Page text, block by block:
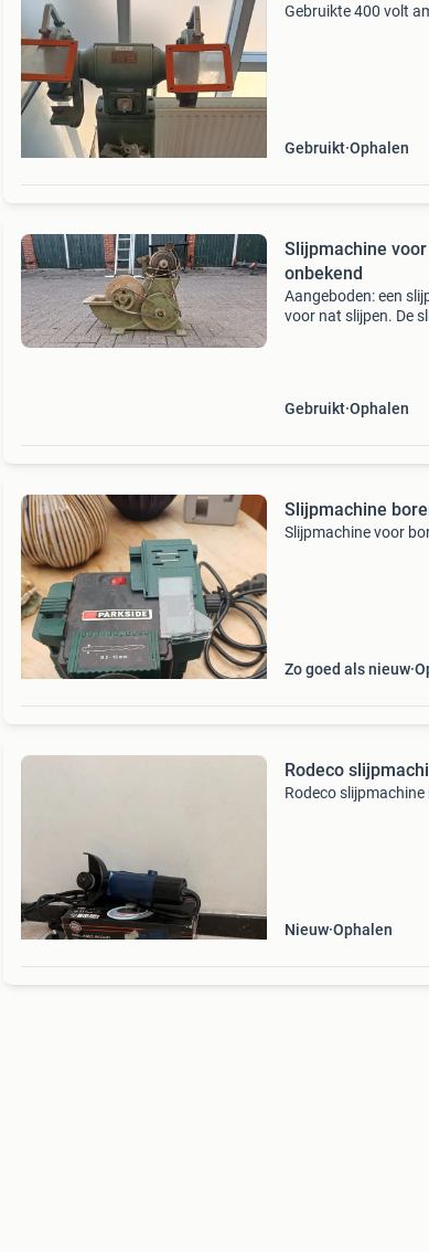
Gebruikte 400 volt
Gebruikt Ophalen
Slijpmachine
onbekend
Aangeboden: een
voor nat slijpen. De
Gebruikt Ophalen
Slijpmachine
Slijpmachine voor
Zo goed als nieuw
Rodeco
Rodeco slijpmachine
Nieuw Ophalen